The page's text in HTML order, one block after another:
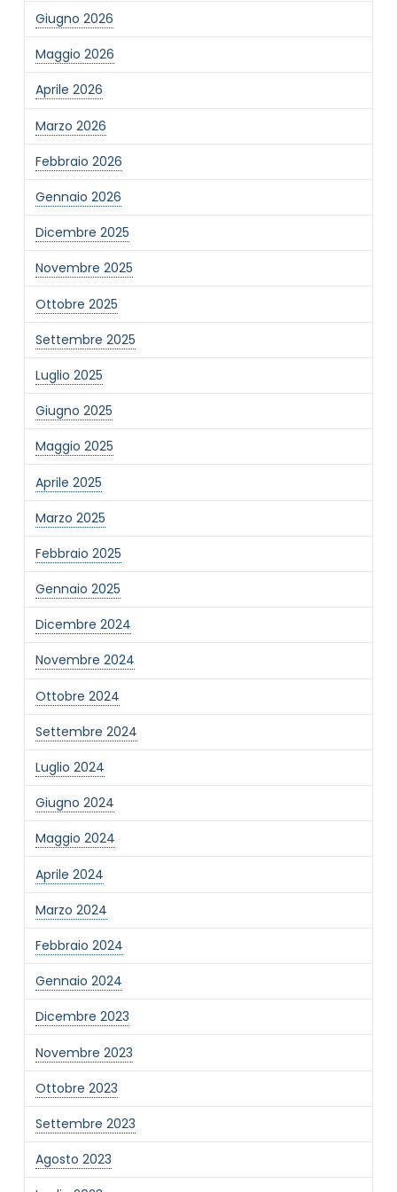
Giugno 2026
Maggio 2026
Aprile 2026
Marzo 2026
Febbraio 2026
Gennaio 2026
Dicembre 2025
Novembre 2025
Ottobre 2025
Settembre 2025
Luglio 2025
Giugno 2025
Maggio 2025
Aprile 2025
Marzo 2025
Febbraio 2025
Gennaio 2025
Dicembre 2024
Novembre 2024
Ottobre 2024
Settembre 2024
Luglio 2024
Giugno 2024
Maggio 2024
Aprile 2024
Marzo 2024
Febbraio 2024
Gennaio 2024
Dicembre 2023
Novembre 2023
Ottobre 2023
Settembre 2023
Agosto 2023
NOME STRUTTURA*
MAIL REFERENTE*
MOTIVO DEL CONTATTO*
Informativa Privacy
Ho preso visione dell'informativa privacy
Privacy Policy completa
Newsletter
Desidero rimanere aggiornato sulle ultime
novità dell'Associazione tramite l'iscrizione alla
newsletter
Invia